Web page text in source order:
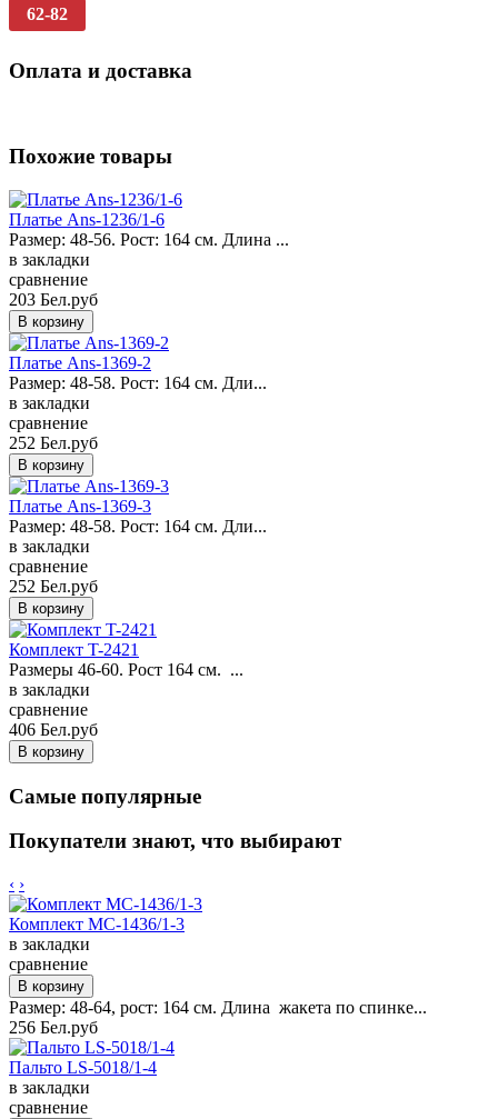
62-82
Оплата и доставка
Похожие товары
Платье Ans-1236/1-6
Размер: 48-56. Рост: 164 см. Длина ...
в закладки
сравнение
203 Бел.руб
Платье Ans-1369-2
Размер: 48-58. Рост: 164 см. Дли...
в закладки
сравнение
252 Бел.руб
Платье Ans-1369-3
Размер: 48-58. Рост: 164 см. Дли...
в закладки
сравнение
252 Бел.руб
Комплект T-2421
Размеры 46-60. Рост 164 см. ...
в закладки
сравнение
406 Бел.руб
Самые популярные
Покупатели знают, что выбирают
‹ ›
Комплект MC-1436/1-3
в закладки
сравнение
Размер: 48-64, рост: 164 см. Длина жакета по спинке...
256 Бел.руб
Пальто LS-5018/1-4
в закладки
сравнение